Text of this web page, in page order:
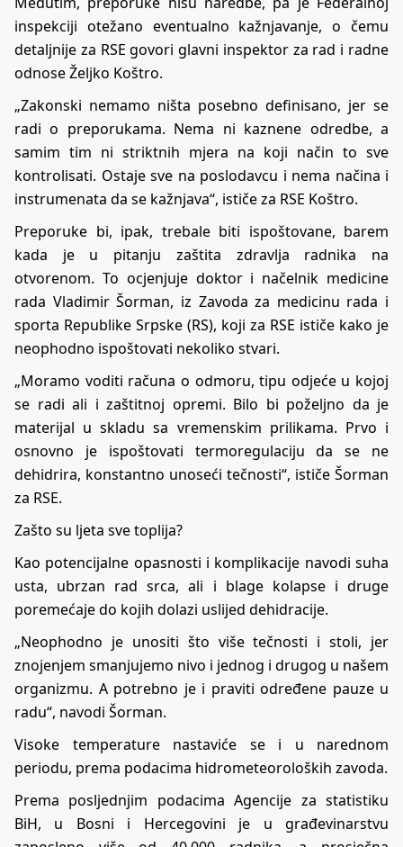
inspekciji otežano eventualno kažnjavanje, o čemu
detaljnije za RSE govori glavni inspektor za rad i radne
odnose Željko Koštro.
„Zakonski nemamo ništa posebno definisano, jer se
radi o preporukama. Nema ni kaznene odredbe, a
samim tim ni striktnih mjera na koji način to sve
kontrolisati. Ostaje sve na poslodavcu i nema načina i
instrumenata da se kažnjava“, ističe za RSE Koštro.
Preporuke bi, ipak, trebale biti ispoštovane, barem
kada je u pitanju zaštita zdravlja radnika na
otvorenom. To ocjenjuje doktor i načelnik medicine
rada Vladimir Šorman, iz Zavoda za medicinu rada i
sporta Republike Srpske (RS), koji za RSE ističe kako je
neophodno ispoštovati nekoliko stvari.
„Moramo voditi računa o odmoru, tipu odjeće u kojoj
se radi ali i zaštitnoj opremi. Bilo bi poželjno da je
materijal u skladu sa vremenskim prilikama. Prvo i
osnovno je ispoštovati termoregulaciju da se ne
dehidrira, konstantno unoseći tečnosti“, ističe Šorman
za RSE.
Zašto su ljeta sve toplija?
Kao potencijalne opasnosti i komplikacije navodi suha
usta, ubrzan rad srca, ali i blage kolapse i druge
poremećaje do kojih dolazi uslijed dehidracije.
„Neophodno je unositi što više tečnosti i stoli, jer
znojenjem smanjujemo nivo i jednog i drugog u našem
organizmu. A potrebno je i praviti određene pauze u
radu“, navodi Šorman.
Visoke temperature nastaviće se i u narednom
periodu, prema podacima hidrometeoroloških zavoda.
Prema posljednjim podacima Agencije za statistiku
BiH, u Bosni i Hercegovini je u građevinarstvu